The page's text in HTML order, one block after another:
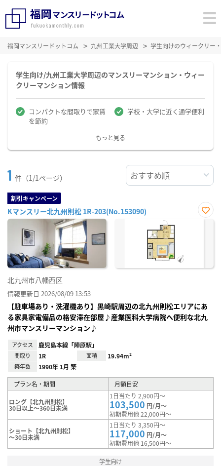
福岡マンスリードットコム 九州工業大学周辺 学生向けのウィークリー
学生向け/九州工業大学周辺のマンスリーマンション・ウィー
クリーマンション情報
コンパクトな間取りで家賃
を節約
学校・大学に近く通学便利
もっと見る
1 件（1/1ページ）
割引キャンペーン
Kマンスリー北九州則松 1R-203(No.153090)
お気
北九州市八幡西区
情報更新日 2026/08/09 13:53
【駐車場あり・洗濯機あり】黒崎駅周辺の北九州則松エリアにあ
る家具家電備品の格安滞在部屋♪産業医科大学病院へ便利な北九
州市マンスリーマンション♪
アクセス 鹿児島本線「陣原駅」
間取り 1R 面積 19.94m²
築年数 1990年 1月 築
プラン名・期間 月額目安
ロング【北九州則松】
30日以上～360日未満
1日当たり 2,900円～
103,500 円/月～
初期費用他 22,000円～
ショート【北九州則松】
～30日未満
1日当たり 3,350円～
117,000 円/月～
初期費用他 16,500円～
学生向け